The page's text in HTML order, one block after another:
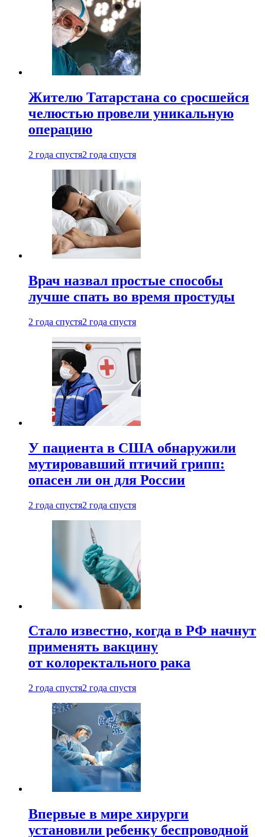
Жителю Татарстана со сросшейся
челюстью провели уникальную
операцию
2 года спустя2 года спустя
Врач назвал простые способы
лучше спать во время простуды
2 года спустя2 года спустя
У пациента в США обнаружили
мутировавший птичий грипп:
опасен ли он для России
2 года спустя2 года спустя
Стало известно, когда в РФ начнут
применять вакцину
от колоректального рака
2 года спустя2 года спустя
Впервые в мире хирурги
установили ребенку беспроводной